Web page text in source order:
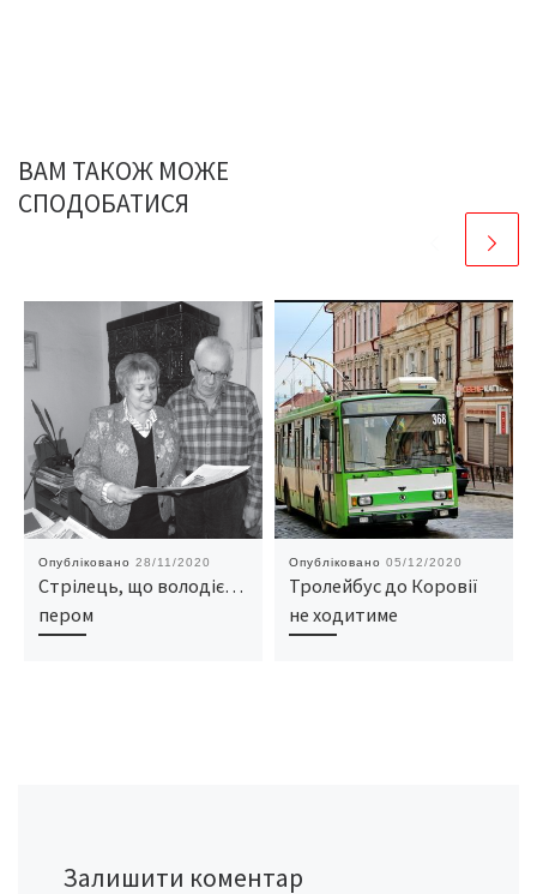
ВАМ ТАКОЖ МОЖЕ
СПОДОБАТИСЯ
Опубліковано 28/11/2020
Стрілець, що володіє…
пером
Опубліковано 05/12/2020
Тролейбус до Коровії
не ходитиме
Залишити коментар